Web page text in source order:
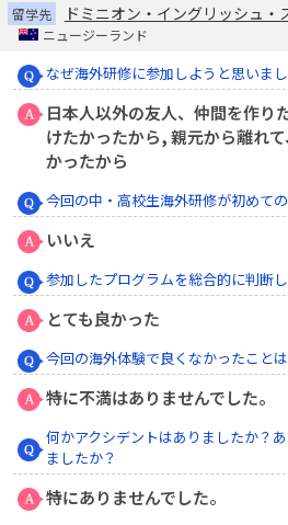
留学先 ドミニオン・イングリッシュ
ニュージーランド
なぜ海外研修に参加しようと思いま
日本人以外の友人、仲間を作り
けたかったから, 親元から離れ
かったから
今回の中・高校生海外研修が初めて
いいえ
参加したプログラムを総合的に判断
とても良かった
今回の海外体験で良くなかったこと
特に不満はありませんでした。
何かアクシデントはありましたか？
ましたか？
特にありませんでした。